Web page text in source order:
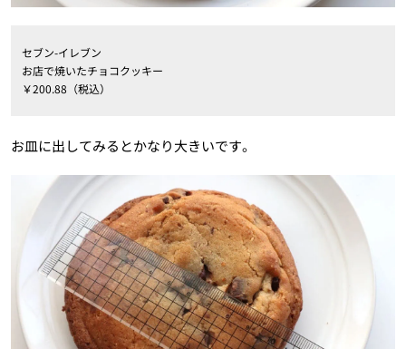
セブン-イレブン
お店で焼いたチョコクッキー
￥200.88（税込）
お皿に出してみるとかなり大きいです。